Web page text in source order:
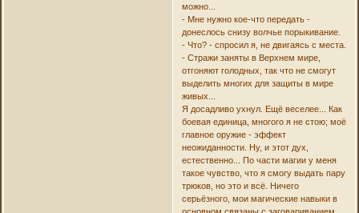
можно...
- Мне нужно кое-что передать -
донеслось снизу волчье порыкивание.
- Что? - спросил я, не двигаясь с места.
- Стражи заняты в Верхнем мире,
отгоняют голодных, так что не смогут
выделить многих для защиты в мире
живых...
Я досадливо ухнул. Ещё веселее... Как
боевая единица, многого я не стою; моё
главное оружие - эффект
неожиданности. Ну, и этот дух,
естественно... По части магии у меня
такое чувство, что я смогу выдать пару
трюков, но это и всё. Ничего
серьёзного, мои магические навыки в